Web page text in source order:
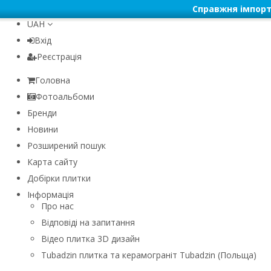
Справжня
UAH
Вхід
Реєстрація
Головна
Фотоальбоми
Бренди
Новини
Розширений пошук
Карта сайту
Добірки плитки
Інформація
Про нас
Відповіді на запитання
Відео плитка 3D дизайн
Tubadzin плитка та керамограніт Tubadzin (Польща)